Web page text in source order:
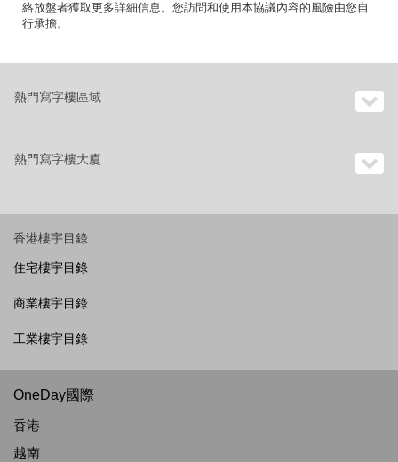
絡放盤者獲取更多詳細信息。您訪問和使用本協議內容的風險由您自
行承擔。
熱門寫字樓區域
熱門寫字樓大廈
香港樓宇目錄
住宅樓宇目錄
商業樓宇目錄
工業樓宇目錄
OneDay國際
香港
越南